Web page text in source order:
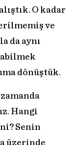
O kadar
ve
da aynı
dönüştük.
Hangi
Senin
üzerinde